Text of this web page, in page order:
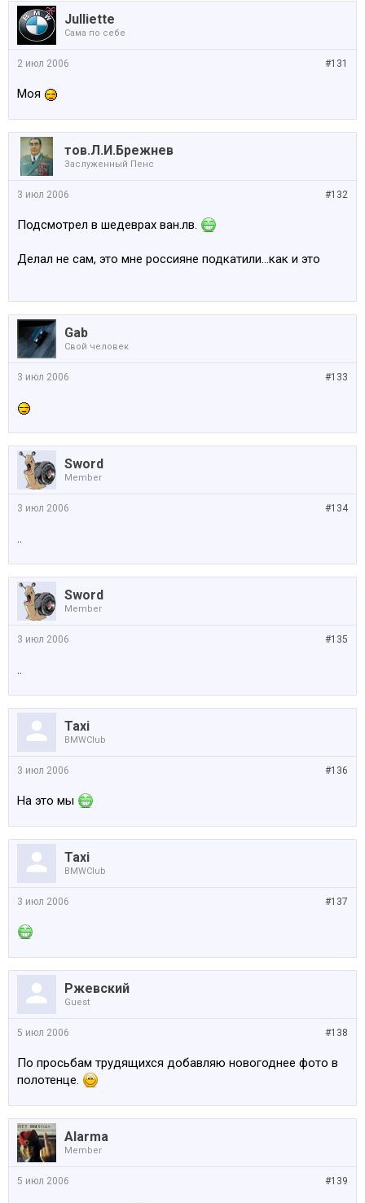
Julliette
Сама по себе
#131
2 июл 2006
Моя
тов.Л.И.Брежнев
Заслуженный Пенс
#132
3 июл 2006
Подсмотрел в шедеврах ван.лв.
Делал не сам, это мне россияне подкатили...как и это
Gab
Свой человек
#133
3 июл 2006
Sword
Member
#134
3 июл 2006
..
Sword
Member
#135
3 июл 2006
..
Taxi
BMWClub
#136
3 июл 2006
На это мы
Taxi
BMWClub
#137
3 июл 2006
Ржевский
Guest
#138
5 июл 2006
По просьбам трудящихся добавляю новогоднее фото в
полотенце.
Alarma
Member
#139
5 июл 2006